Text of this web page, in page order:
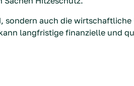
auch die wirtschaftliche
langfristige finanzielle und